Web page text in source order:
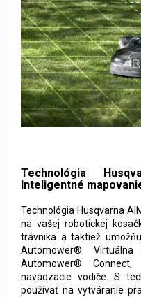
Technológia
Inteligentné
Technológia Husqvarna
na vašej robotickej
trávnika a taktiež
Automower®.
Automower®
navádzacie vodiče. S
používať na vytváranie